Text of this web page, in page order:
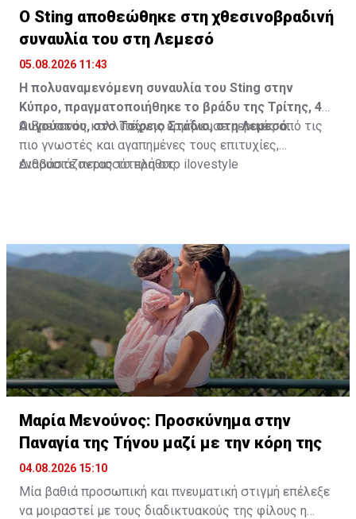
Ο Sting αποθεώθηκε στη χθεσινοβραδινή
συναυλία του στη Λεμεσό
05.08.2026 11:43
Η πολυαναμενόμενη συναυλία του Sting στην
Κύπρο, πραγματοποιήθηκε το βράδυ της Τρίτης, 4
Αυγούστου, στο Τσίρειο Στάδιο, στη Λεμεσό.
Ο Βρετανός καλλιτέχνης ερμήνευσε μερικές από τις
πιο γνωστές και αγαπημένες τους επιτυχίες,
ενθουσιάζοντας το πλήθος.
Διαβάστε περισσότερα στο ilovestyle
Μαρία Μενούνος: Προσκύνημα στην
Παναγία της Τήνου μαζί με την κόρη της
04.08.2026 15:10
Μία βαθιά προσωπική και πνευματική στιγμή επέλεξε
να μοιραστεί με τους διαδικτυακούς της φίλους η